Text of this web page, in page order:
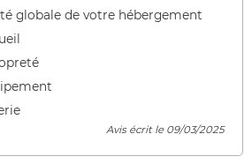
globale de votre hébergement
Avis écrit le 09/03/2025